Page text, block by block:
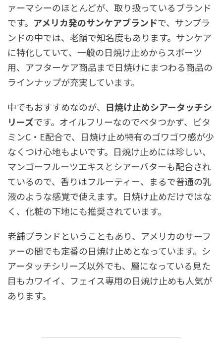
ァーマシーのほとんどが、取り扱っているブランド
です。 アメリカ発のサンケアブランドで、サンブラ
ンドの中では、老舗で知名度もあります。サンケア
に特化していて、一般の日焼け止めからスポーツ
用、アフターケア商品まで日焼けにまつわる商品の
ラインナップが充実しています。
中でもおすすめなのが、 日焼け止めシアータッチシ
リーズです。オイルフリーなのでベタつかず、ビタ
ミンC・E配合で、日焼け止め特有のゴワゴワ感が少
なくつけ心地もよいです。日焼け止めには珍しい、
マンゴーフルーツエキスとシアーバターも配合され
ているので、香りはフルーティー、まるで普通の乳
液のような感覚で使えます。日焼け止めだけではな
く、化粧の下地にも推奨されています。
老舗ブランドということもあり、アメリカのサーフ
ァーの間でも定番の日焼け止めとなっています。シ
アータッチシリーズ以外でも、層になっている見た
目もカワイイ、フェイス専用の日焼け止めも人気が
あります。